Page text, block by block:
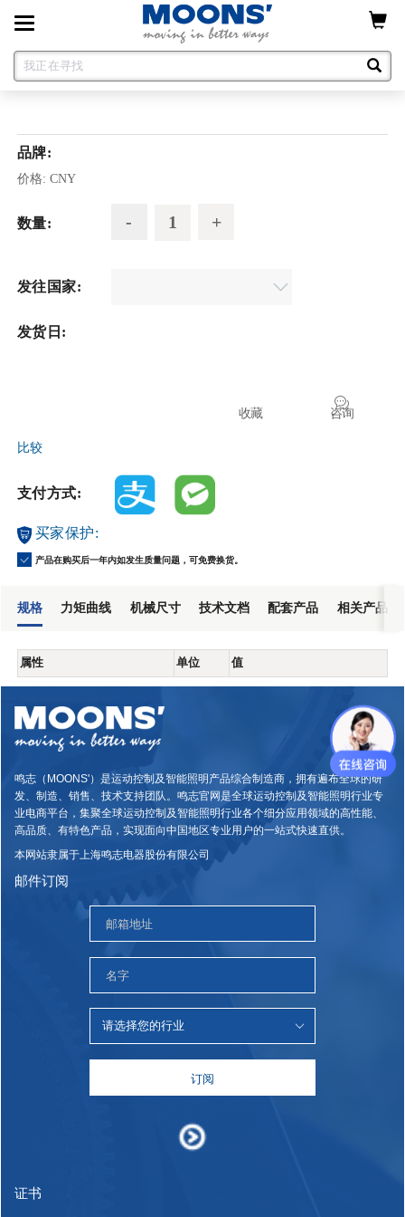
Toggle
navigation
品牌:
价格: CNY
数量:
发往国家:
发货日:
咨询
收藏
比较
支付方式:
买家保护:
产品在购买后一年内如发生质量问题，可免费换货。
规格 力矩曲线 机械尺寸 技术文档 配套产品 相关产品
属性 单位 值
鸣志（MOONS'）是运动控制及智能照明产品综合制造商，拥有遍布全球的研
发、制造、销售、技术支持团队。鸣志官网是全球运动控制及智能照明行业专
业电商平台，集聚全球运动控制及智能照明行业各个细分应用领域的高性能、
高品质、有特色产品，实现面向中国地区专业用户的一站式快速直供。
本网站隶属于上海鸣志电器股份有限公司
邮件订阅
订阅
证书